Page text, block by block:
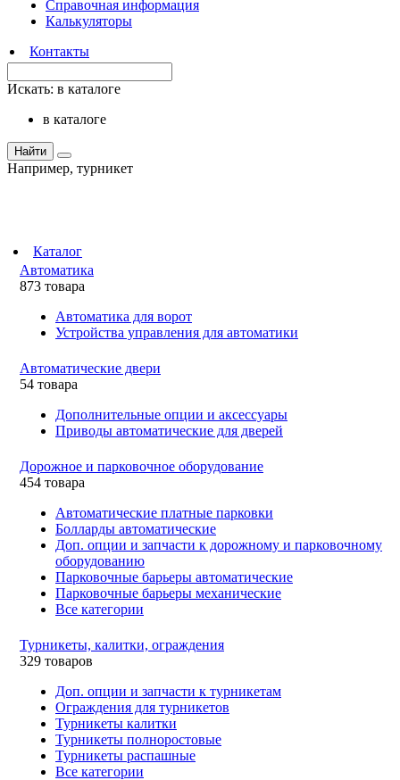
Справочная информация
Калькуляторы
Контакты
Искать: в каталоге
в каталоге
Найти
Например, турникет
Каталог
Автоматика
873 товара
Автоматика для ворот
Устройства управления для автоматики
Автоматические двери
54 товара
Дополнительные опции и аксессуары
Приводы автоматические для дверей
Дорожное и парковочное оборудование
454 товара
Автоматические платные парковки
Болларды автоматические
Доп. опции и запчасти к дорожному и парковочному
оборудованию
Парковочные барьеры автоматические
Парковочные барьеры механические
Все категории
Турникеты, калитки, ограждения
329 товаров
Доп. опции и запчасти к турникетам
Ограждения для турникетов
Турникеты калитки
Турникеты полноростовые
Турникеты распашные
Все категории